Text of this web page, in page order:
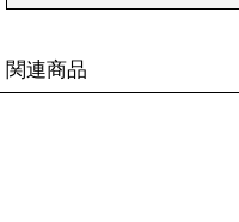
関連商品